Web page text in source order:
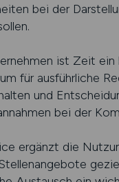
bei der
ist Zeit
für ausführliche
und
bei der
ergänzt die